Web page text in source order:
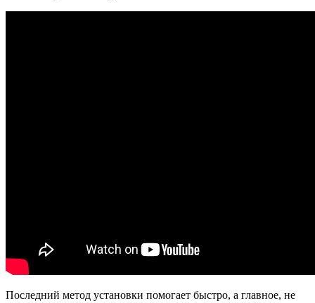
Последний метод установки помогает быстро, а главное, не